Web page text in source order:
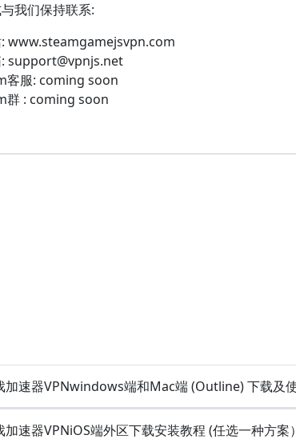
我们保持联系:
www.steamgamejsvpn.com
support@vpnjs.net
客服: coming soon
群 : coming soon
加速器VPNwindows端和Mac端 (Outline) 下载及
速器VPNiOS端外区下载安装教程 (任选一种方案）